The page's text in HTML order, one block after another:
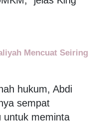
Mencuat Seiring
hukum, Abdi
sempat
untuk meminta